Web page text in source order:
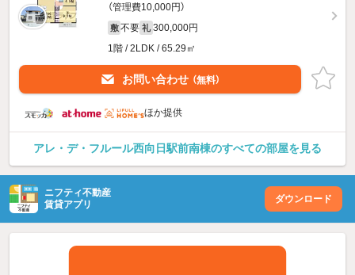
（管理費10,000円）
敷 不要 礼 300,000円
1階 / 2LDK / 65.29㎡
お問い合わせ （無料）
ほか提供
アレ・デ・フルール西向日駅前南棟のすべての部屋を見る
ニフティ不動産
賃貸アプリ
ダウンロード